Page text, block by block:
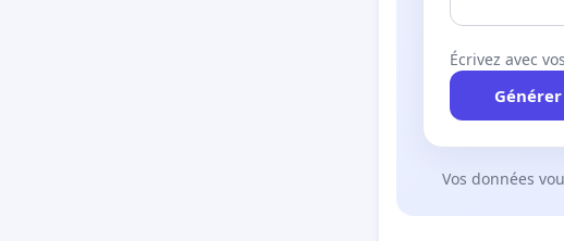
Écrivez avec
Vos données